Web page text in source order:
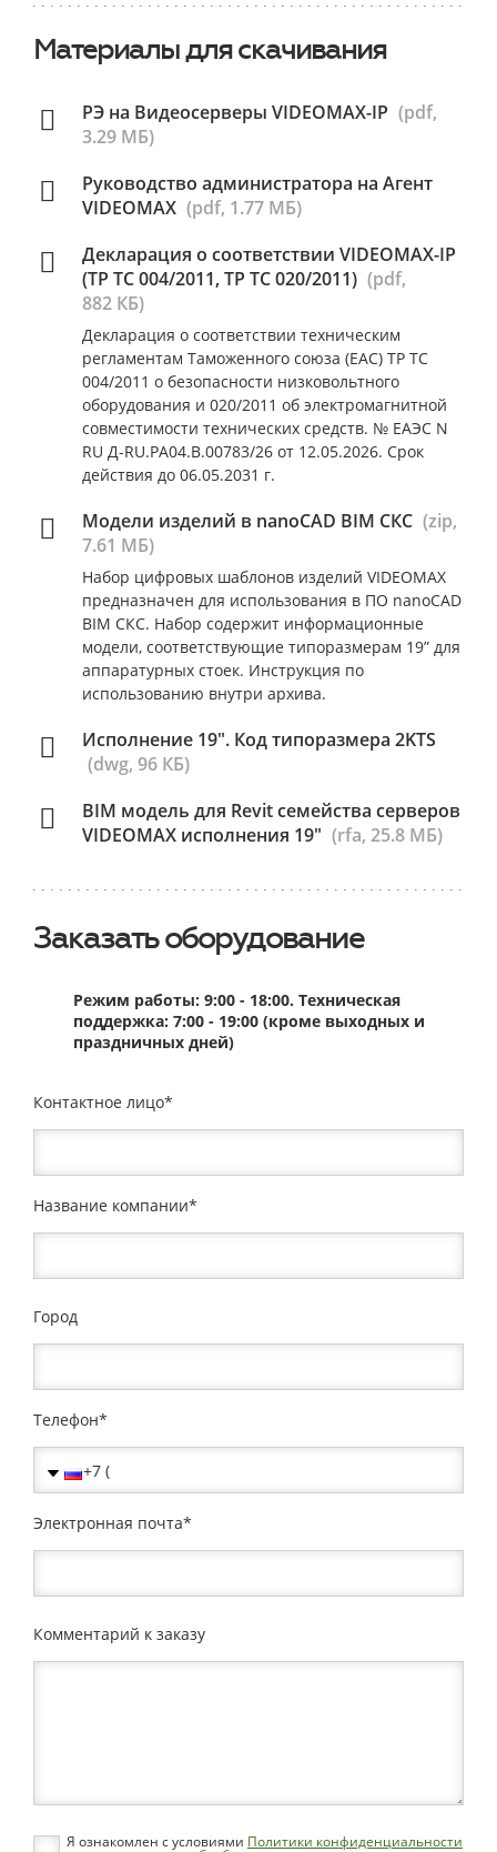
Материалы для скачивания
РЭ на Видеосерверы VIDEOMAX-IP (pdf,
3.29 МБ)
Руководство администратора на Агент
VIDEOMAX (pdf, 1.77 МБ)
Декларация о соответствии VIDEOMAX-IP
(ТР ТС 004/2011, ТР ТС 020/2011) (pdf,
882 КБ)
Декларация о соответствии техническим
регламентам Таможенного союза (ЕАС) ТР ТС
004/2011 о безопасности низковольтного
оборудования и 020/2011 об электромагнитной
совместимости технических средств. № ЕАЭС N
RU Д-RU.РА04.В.00783/26 от 12.05.2026. Срок
действия до 06.05.2031 г.
Модели изделий в nanoCAD BIM СКС (zip,
7.61 МБ)
Набор цифровых шаблонов изделий VIDEOMAX
предназначен для использования в ПО nanoCAD
BIM СКС. Набор содержит информационные
модели, соответствующие типоразмерам 19” для
аппаратурных стоек. Инструкция по
использованию внутри архива.
Исполнение 19". Код типоразмера 2KTS
(dwg, 96 КБ)
BIM модель для Revit семейства серверов
VIDEOMAX исполнения 19" (rfa, 25.8 МБ)
Заказать оборудование
Режим работы: 9:00 - 18:00. Техническая
поддержка: 7:00 - 19:00 (кроме выходных и
праздничных дней)
Контактное лицо
Название компании
Город
Телефон
Электронная почта
Комментарий к заказу
Я ознакомлен с условиями Политики конфиденциальности